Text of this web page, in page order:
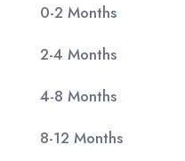
0-2 Months
2-4 Months
4-8 Months
8-12 Months